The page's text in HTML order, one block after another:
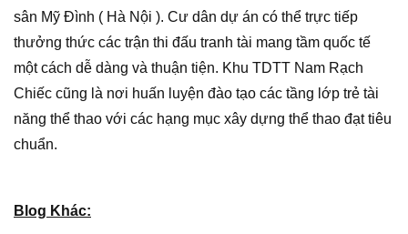
sân Mỹ Đình ( Hà Nội ). Cư dân dự án có thể trực tiếp
thưởng thức các trận thi đấu tranh tài mang tầm quốc tế
một cách dễ dàng và thuận tiện. Khu TDTT Nam Rạch
Chiếc cũng là nơi huấn luyện đào tạo các tầng lớp trẻ tài
năng thể thao với các hạng mục xây dựng thể thao đạt tiêu
chuẩn.
Blog Khác: